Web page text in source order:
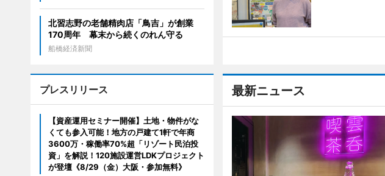
最新ニュース
北習志野の老舗精肉店「鳥吉」が創業
170周年 幕末から続くのれん守る
船橋経済新聞
プレスリリース
【資産運用セミナー開催】土地・物件がな
くても参入可能！地方の戸建て1軒で年商
3600万・稼働率70%超「リゾート民泊投
資」を解説！120施設運営LDKプロジェクト
が登壇《8/29（金）大阪・参加無料》